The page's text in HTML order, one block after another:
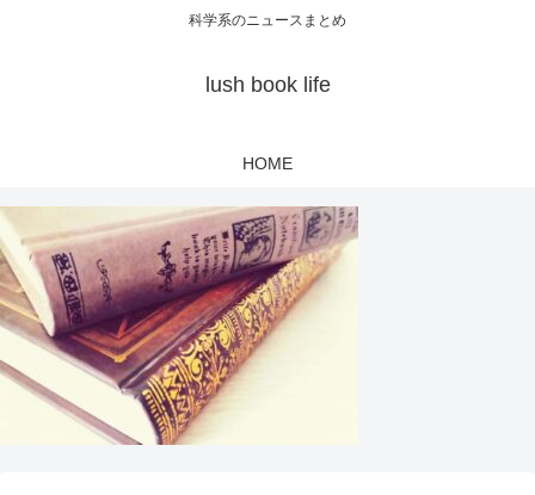
科学系のニュースまとめ
lush book life
HOME